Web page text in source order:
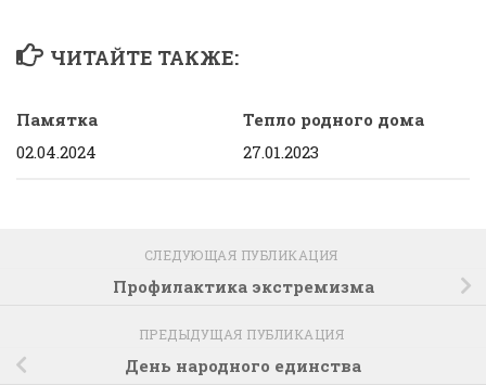
ЧИТАЙТЕ ТАКЖЕ:
Памятка
02.04.2024
Тепло родного дома
27.01.2023
СЛЕДУЮЩАЯ ПУБЛИКАЦИЯ
Профилактика экстремизма
ПРЕДЫДУЩАЯ ПУБЛИКАЦИЯ
День народного единства